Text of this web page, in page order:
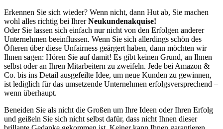
Erkennen Sie sich wieder? Wenn nicht, dann Hut ab, Sie machen
wohl alles richtig bei IhrerNeukundenakquise!
Oder Sie lassen sich einfach nur nicht von den Erfolgen anderer
Unternehmen beeinflussen. Wenn Sie sich allerdings schön des
Öfteren über diese Unfairness geärgert haben, dann möchten wir
Ihnen sagen: Hören Sie auf damit! Es gibt keinen Grund, an Ihnen
selbst oder an Ihren Mitarbeitern zu zweifeln. Jede bei Amazon &
Co. bis ins Detail ausgefeilte Idee, um neue Kunden zu gewinnen,
ist lediglich für das umsetzende Unternehmen erfolgsversprechend –
wenn überhaupt.
Beneiden Sie als nicht die Großen um Ihre Ideen oder Ihren Erfolg
und geißeln Sie sich nicht selbst dafür, dass nicht Ihnen dieser